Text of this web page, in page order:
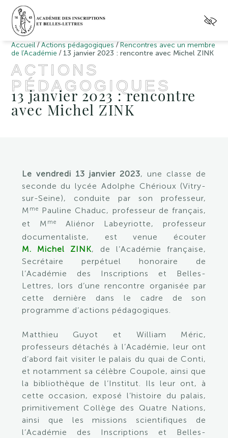
Accueil /Actions pédagogiques / Rencontres avec un membre
de l'Académie / 13 janvier 2023 : rencontre avec Michel ZINK
ACTIONS
PÉDAGOGIQUES
13 janvier 2023 : rencontre
avec Michel ZINK
Le vendredi 13 janvier 2023, une classe de
seconde du lycée Adolphe Chérioux (Vitry-
sur-Seine), conduite par son professeur,
M me
Pauline Chaduc, professeur de français,
et M me
Aliénor Labeyriotte, professeur
documentaliste, est venue écouter
M. Michel ZINK, de l’Académie française,
Secrétaire perpétuel honoraire de
l’Académie des Inscriptions et Belles-
Lettres, lors d’une rencontre organisée par
cette dernière dans le cadre de son
programme d’actions pédagogiques.
Matthieu Guyot et William Méric,
professeurs détachés à l’Académie, leur ont
d’abord fait visiter le palais du quai de Conti,
et notamment sa célèbre Coupole, ainsi que
la bibliothèque de l’Institut. Ils leur ont, à
cette occasion, exposé l’histoire du palais,
primitivement Collège des Quatre Nations,
ainsi que les missions scientifiques de
l’Académie des Inscriptions et Belles-